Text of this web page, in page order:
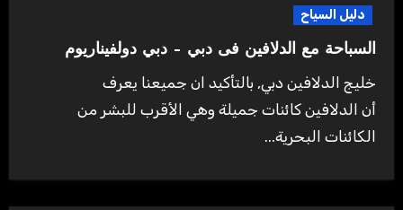
دليل السياح
السباحة مع الدلافين فى دبي – دبي دولفيناريوم
خليج الدلافين دبي, بالتأكيد ان جميعنا يعرف
أن الدلافين كائنات جميلة وهي الأقرب للبشر من
الكائنات البحرية...